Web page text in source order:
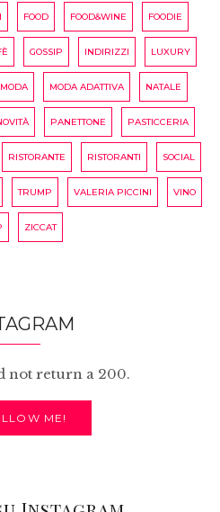
FOOD FOOD&WINE FOODIE
GOSSIP INDIRIZZI LUXURY
MODA MODA ADATTIVA NATALE
PANETTONE PASTICCERIA
RISTORANTE RISTORANTI SOCIAL
TRUMP VALERIA PICCINI VINO
ZICCAT
not return a 200.
ME!